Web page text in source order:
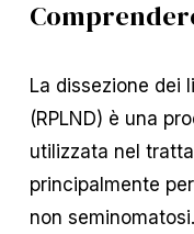
La dissezione dei
(RPLND) è una
utilizzata nel
principalmente
non